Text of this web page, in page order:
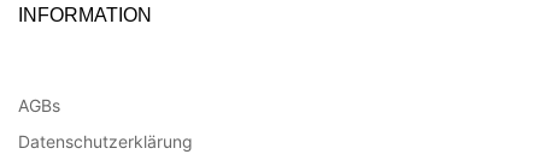
INFORMATION
AGBs
Datenschutzerklärung